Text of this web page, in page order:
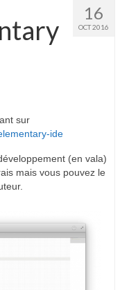
16
OCT 2016
sur
ide
(en vala)
mais vous pouvez le